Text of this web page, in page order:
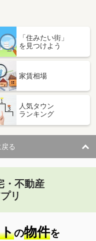
市泉町黒須野字早稲田
市四倉町字五丁目
安積町日出山４
「住みたい街」
を見つけよう
家賃相場
人気タウン
ランキング
る
・不動産
リ
の物件を